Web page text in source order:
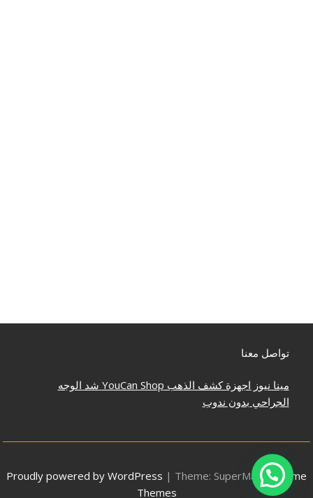
تواصل معنا
مينا نيوز اجهزة كشف الذهب YouCan Shop شد الوجه
الجراحي بدون ندوب
Proudly powered by WordPress | Theme: SuperMag by Acme
Themes